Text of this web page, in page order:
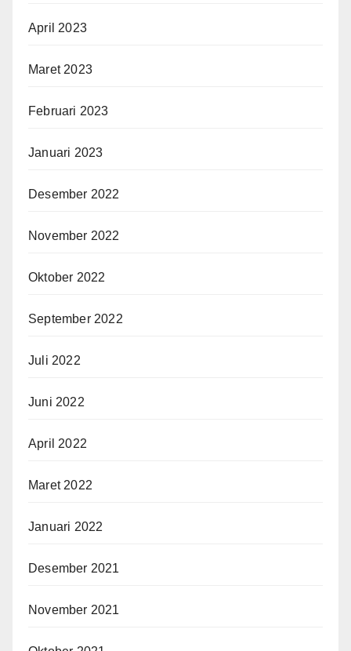
April 2023
Maret 2023
Februari 2023
Januari 2023
Desember 2022
November 2022
Oktober 2022
September 2022
Juli 2022
Juni 2022
April 2022
Maret 2022
Januari 2022
Desember 2021
November 2021